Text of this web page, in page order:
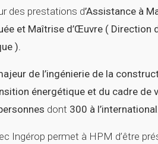
des prestations d’Assistance à
et Maîtrise d’Œuvre ( Direction
).
de l’ingénierie de la
énergétique et du cadre de
dont 300 à l’international.
Ingérop permet à HPM d’être